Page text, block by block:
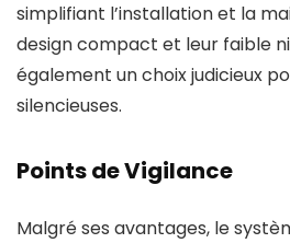
simplifiant l’installation et la
design compact et leur faible
également un choix judicieux
silencieuses.
Points de Vigilance
Malgré ses avantages, le